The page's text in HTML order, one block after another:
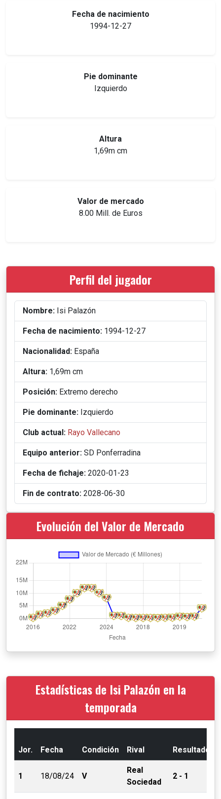
Fecha de nacimiento
1994-12-27
Pie dominante
Izquierdo
Altura
1,69m cm
Valor de mercado
8.00 Mill. de Euros
Perfil del jugador
Nombre: Isi Palazón
Fecha de nacimiento: 1994-12-27
Nacionalidad: España
Altura: 1,69m cm
Posición: Extremo derecho
Pie dominante: Izquierdo
Club actual: Rayo Vallecano
Equipo anterior: SD Ponferradina
Fecha de fichaje: 2020-01-23
Fin de contrato: 2028-06-30
Evolución del Valor de Mercado
Estadísticas de Isi Palazón en la
temporada
Jor. Fecha Condición Rival Resultado
1 18/08/24 V
Real
Sociedad
2 - 1